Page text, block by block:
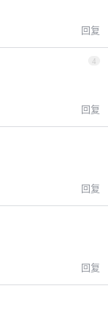
回复
4
回复
回复
回复